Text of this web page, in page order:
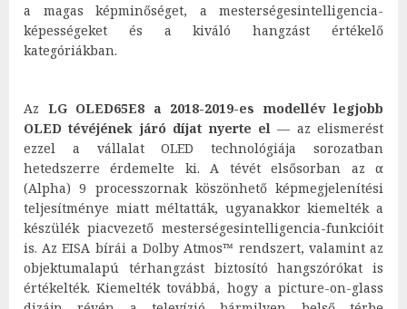
a magas képminőséget, a mesterségesintelligencia-
képességeket és a kiváló hangzást értékelő
kategóriákban.
Az LG OLED65E8 a 2018-2019-es modellév legjobb
OLED tévéjének járó díjat nyerte el — az elismerést
ezzel a vállalat OLED technológiája sorozatban
hetedszerre érdemelte ki. A tévét elsősorban az α
(Alpha) 9 processzornak köszönhető képmegjelenítési
teljesítménye miatt méltatták, ugyanakkor kiemelték a
készülék piacvezető mesterségesintelligencia-funkcióit
is. Az EISA bírái a Dolby Atmos™ rendszert, valamint az
objektumalapú térhangzást biztosító hangszórókat is
értékelték. Kiemelték továbbá, hogy a picture-on-glass